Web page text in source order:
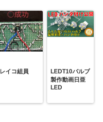
レイコ組員
LEDT10バルブ
製作動画日亜
LED